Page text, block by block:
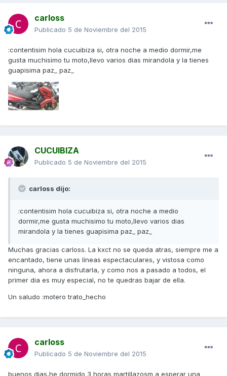
carloss
Publicado 5 de Noviembre del 2015
:contentisim hola cucuibiza si, otra noche a medio dormir,me
gusta muchisimo tu moto,llevo varios dias mirandola y la tienes
guapisima paz_ paz_
CUCUIBIZA
Publicado 5 de Noviembre del 2015
carloss dijo:
:contentisim hola cucuibiza si, otra noche a medio
dormir,me gusta muchisimo tu moto,llevo varios dias
mirandola y la tienes guapisima paz_ paz_
Muchas gracias carloss. La kxct no se queda atras, siempre me a
encantado, tiene unas líneas espectaculares, y vistosa como
ninguna, ahora a disfrutarla, y como nos a pasado a todos, el
primer dia es muy especial, no te quedras bajar de ella.
Un saludo :motero trato_hecho
carloss
Publicado 5 de Noviembre del 2015
buenos dias,he dormido 3 horas martillazosm a esperar una